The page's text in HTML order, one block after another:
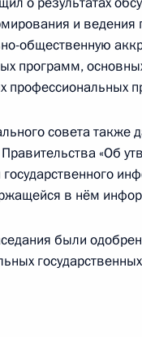
группы по
12:00
года, пятница
по
должности судей
и ведения
общественную
программ,
профессиональных
совета также
«Об
в нём
были